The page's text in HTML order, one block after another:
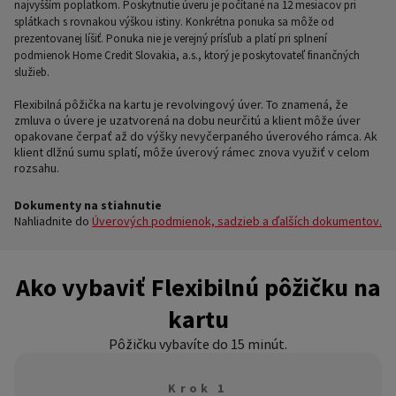
najvyšším poplatkom. Poskytnutie úveru je počítané na 12 mesiacov pri
splátkach s rovnakou výškou istiny. Konkrétna ponuka sa môže od
prezentovanej líšiť. Ponuka nie je verejný prísľub a platí pri splnení
podmienok Home Credit Slovakia, a.s., ktorý je poskytovateľ finančných
služieb.
Flexibilná pôžička na kartu je revolvingový úver. To znamená, že
zmluva o úvere je uzatvorená na dobu neurčitú a klient môže úver
opakovane čerpať až do výšky nevyčerpaného úverového rámca. Ak
klient dlžnú sumu splatí, môže úverový rámec znova využiť v celom
rozsahu.
Dokumenty na stiahnutie
Nahliadnite do Úverových podmienok, sadzieb a ďalších dokumentov.
Ako vybaviť Flexibilnú pôžičku na
kartu
Pôžičku vybavíte do 15 minút.
Krok 1